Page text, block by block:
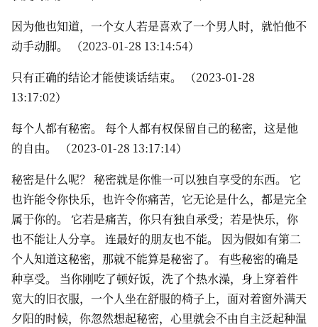
因为他也知道，一个女人若是喜欢了一个男人时，就怕他不
动手动脚。 （2023-01-28 13:14:54）
只有正确的结论才能使谈话结束。 （2023-01-28
13:17:02）
每个人都有秘密。 每个人都有权保留自己的秘密，这是他
的自由。 （2023-01-28 13:17:14）
秘密是什么呢？ 秘密就是你惟一可以独自享受的东西。 它
也许能令你快乐，也许令你痛苦，它无论是什么，都是完全
属于你的。 它若是痛苦，你只有独自承受；若是快乐，你
也不能让人分享。 连最好的朋友也不能。 因为假如有第二
个人知道这秘密，那就不能算是秘密了。 有些秘密的确是
种享受。 当你刚吃了顿好饭，洗了个热水澡，身上穿着件
宽大的旧衣服，一个人坐在舒服的椅子上，面对着窗外满天
夕阳的时候，你忽然想起秘密，心里就会不由自主泛起种温